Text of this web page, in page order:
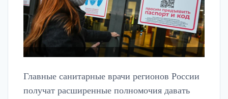
Главные санитарные врачи регионов России
получат расширенные полномочия давать